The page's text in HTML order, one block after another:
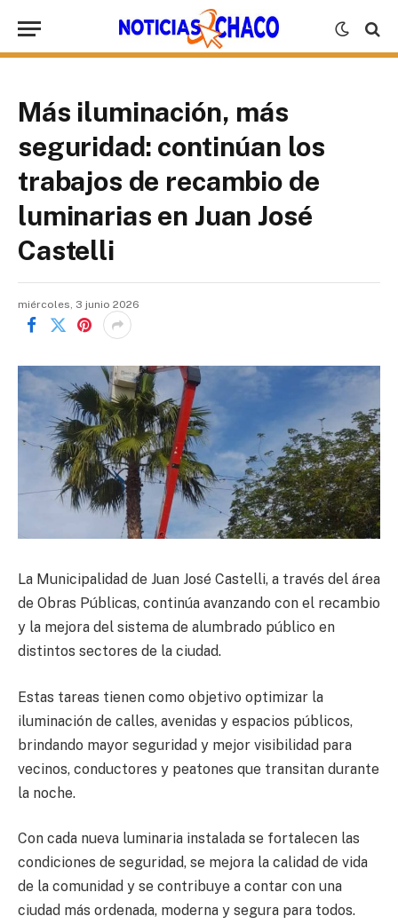
Más iluminación, más
seguridad: continúan los
trabajos de recambio de
luminarias en Juan José
Castelli
miércoles, 3 junio 2026
La Municipalidad de Juan José Castelli, a través del área
de Obras Públicas, continúa avanzando con el recambio
y la mejora del sistema de alumbrado público en
distintos sectores de la ciudad.
Estas tareas tienen como objetivo optimizar la
iluminación de calles, avenidas y espacios públicos,
brindando mayor seguridad y mejor visibilidad para
vecinos, conductores y peatones que transitan durante
la noche.
Con cada nueva luminaria instalada se fortalecen las
condiciones de seguridad, se mejora la calidad de vida
de la comunidad y se contribuye a contar con una
ciudad más ordenada, moderna y segura para todos.